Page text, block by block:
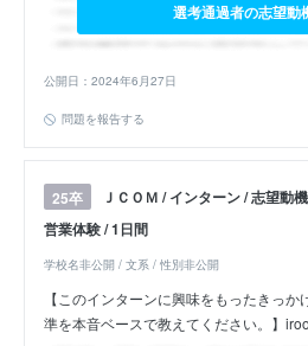
選考通過者の志望動
公開日：2024年6月27日
問題を報告する
25卒
ＪＣＯＭ / インターン / 志望動
営業体験 / 1日間
学校名非公開 / 文系 / 性別非公開
【このインターンに興味をもったきっ
準を本音ベースで教えてください。】